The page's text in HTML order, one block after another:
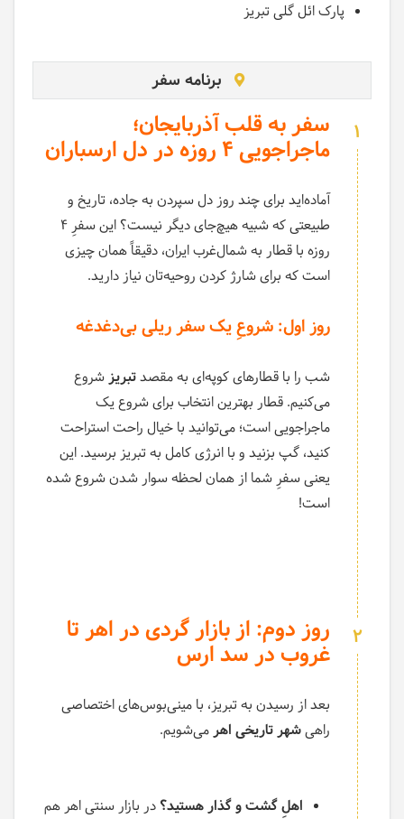
پارک ائل گلی تبریز
برنامه سفر
1 سفر به قلب آذربایجان؛
ماجراجویی ۴ روزه در دل ارسباران
آماده‌اید برای چند روز دل سپردن به جاده، تاریخ و
طبیعتی که شبیه هیچ‌جای دیگر نیست؟ این سفرِ ۴
روزه با قطار به شمال‌غرب ایران، دقیقاً همان چیزی
است که برای شارژ کردن روحیه‌تان نیاز دارید.
روز اول: شروعِ یک سفر ریلی بی‌دغدغه
شب را با قطارهای کوپه‌ای به مقصدتبریزشروع
می‌کنیم. قطار بهترین انتخاب برای شروع یک
ماجراجویی است؛ می‌توانید با خیال راحت استراحت
کنید، گپ بزنید و با انرژی کامل به تبریز برسید. این
یعنی سفرِ شما از همان لحظه سوار شدن شروع شده
است!
2 روز دوم: از بازار گردی در اهر تا
غروب در سد ارس
بعد از رسیدن به تبریز، با مینی‌بوس‌های اختصاصی
راهیشهر تاریخی اهرمی‌شویم.
اهلِ گشت و گذار هستید؟ در بازار سنتی اهر هم